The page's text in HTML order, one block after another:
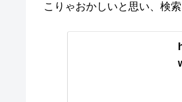
こりゃおかしいと思い、検